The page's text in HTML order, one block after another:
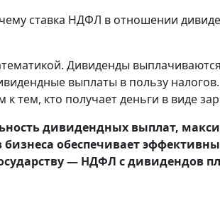
ставка НДФЛ в отношении
Дивиденды
выплаты в пользу
тем, кто получает деньги в виде
дивидендных выплат,
бизнеса обеспечивает
— НДФЛ с дивидендов